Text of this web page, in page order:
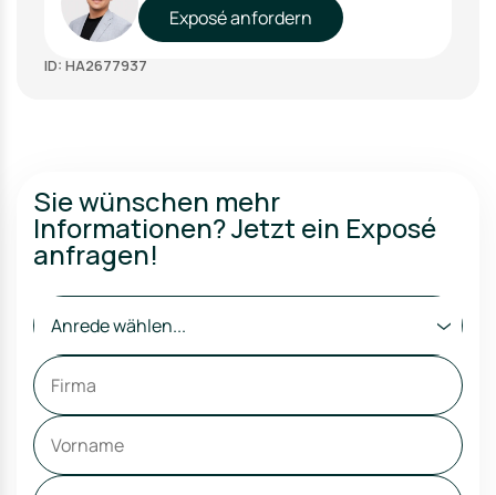
Exposé anfordern
ID: HA2677937
Sie wünschen mehr
Informationen? Jetzt ein Exposé
anfragen!
Anrede wählen...